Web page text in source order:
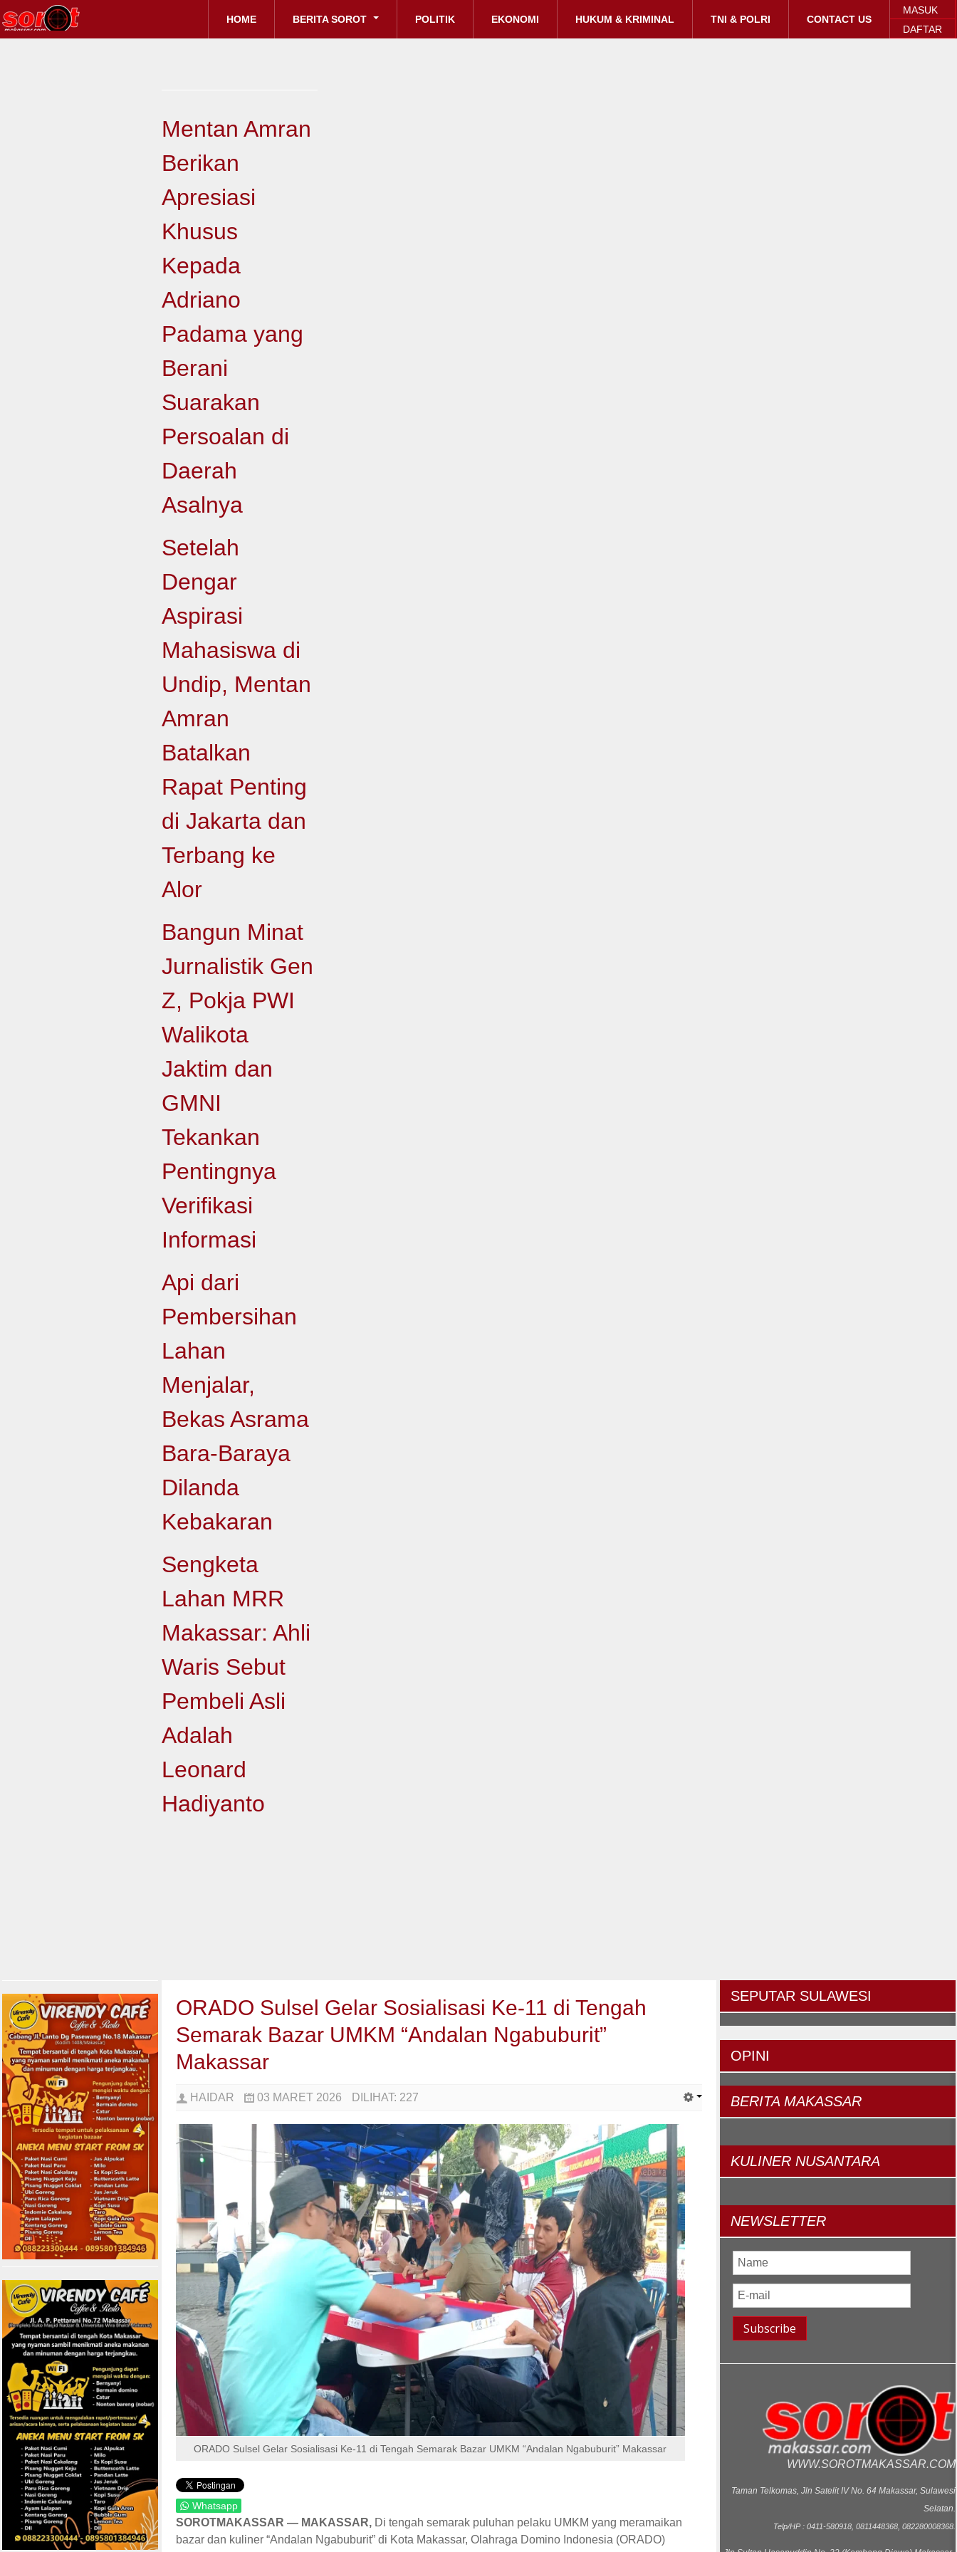
MASUK
DAFTAR
HOME BERITA SOROT POLITIK EKONOMI HUKUM & KRIMINAL TNI & POLRI CONTACT US
Mentan Amran
Berikan
Apresiasi
Khusus
Kepada
Adriano
Padama yang
Berani
Suarakan
Persoalan di
Daerah
Asalnya
Setelah
Dengar
Aspirasi
Mahasiswa di
Undip, Mentan
Amran
Batalkan
Rapat Penting
di Jakarta dan
Terbang ke
Alor
Bangun Minat
Jurnalistik Gen
Z, Pokja PWI
Walikota
Jaktim dan
GMNI
Tekankan
Pentingnya
Verifikasi
Informasi
Api dari
Pembersihan
Lahan
Menjalar,
Bekas Asrama
Bara-Baraya
Dilanda
Kebakaran
Sengketa
Lahan MRR
Makassar: Ahli
Waris Sebut
Pembeli Asli
Adalah
Leonard
Hadiyanto
ORADO Sulsel Gelar Sosialisasi Ke-11 di Tengah
Semarak Bazar UMKM “Andalan Ngabuburit”
Makassar
HAIDAR 03 MARET 2026 DILIHAT: 227
ORADO Sulsel Gelar Sosialisasi Ke-11 di Tengah Semarak Bazar UMKM “Andalan Ngabuburit” Makassar
Whatsapp
SOROTMAKASSAR — MAKASSAR, Di tengah semarak puluhan pelaku UMKM yang meramaikan
bazar dan kuliner “Andalan Ngabuburit” di Kota Makassar, Olahraga Domino Indonesia (ORADO)
SEPUTAR SULAWESI
OPINI
BERITAMAKASSAR
KULINERNUSANTARA
NEWSLETTER
WWW.SOROTMAKASSAR.COM
Taman Telkomas, Jln Satelit IV No. 64 Makassar, Sulawesi
Selatan.
Telp/HP : 0411-580918, 0811448368, 082280008368.